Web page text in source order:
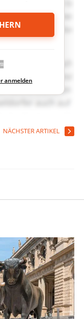
anmelden
NÄCHSTER ARTIKEL